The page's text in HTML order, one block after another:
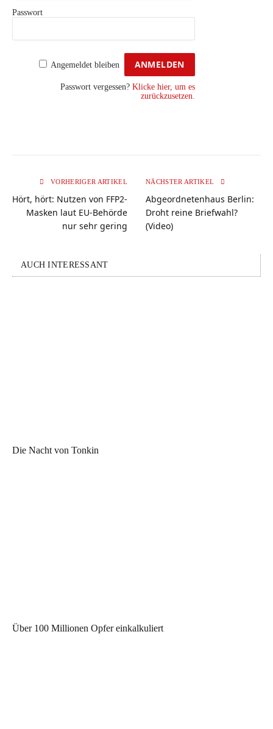
Passwort
Angemeldet bleiben
Passwort vergessen? Klicke hier, um es
zurückzusetzen.
VORHERIGER ARTIKEL
Hört, hört: Nutzen von FFP2-
Masken laut EU-Behörde
nur sehr gering
NÄCHSTER ARTIKEL
Abgeordnetenhaus Berlin:
Droht reine Briefwahl?
(Video)
AUCH INTERESSANT
Die Nacht von Tonkin
Über 100 Millionen Opfer einkalkuliert